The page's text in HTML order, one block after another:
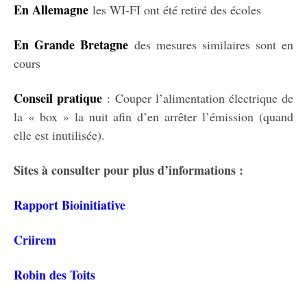
En Allemagne les WI-FI ont été retiré des écoles
En Grande Bretagne des mesures similaires sont en
cours
Conseil pratique : Couper l’alimentation électrique de
la « box » la nuit afin d’en arrêter l’émission (quand
elle est inutilisée).
Sites à consulter pour plus d’informations :
Rapport Bioinitiative
Criirem
Robin des Toits